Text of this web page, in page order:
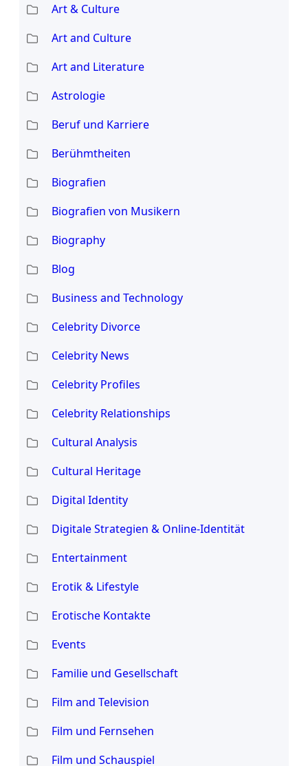
Art & Culture
Art and Culture
Art and Literature
Astrologie
Beruf und Karriere
Berühmtheiten
Biografien
Biografien von Musikern
Biography
Blog
Business and Technology
Celebrity Divorce
Celebrity News
Celebrity Profiles
Celebrity Relationships
Cultural Analysis
Cultural Heritage
Digital Identity
Digitale Strategien & Online-Identität
Entertainment
Erotik & Lifestyle
Erotische Kontakte
Events
Familie und Gesellschaft
Film and Television
Film und Fernsehen
Film und Schauspiel